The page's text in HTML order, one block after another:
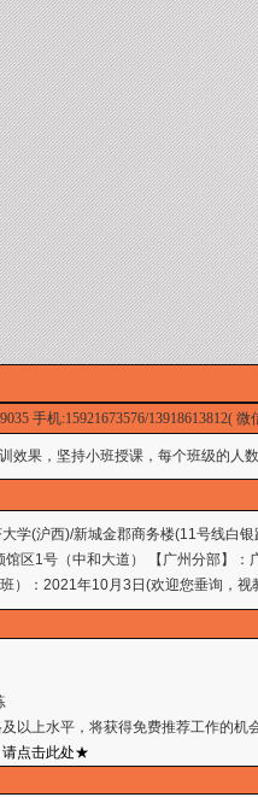
手机:15921673576/13918613812( 微
果，坚持小班授课，每个班级的人
大学(沪西)/新城金郡商务楼(11号线白
区1号（中和大道） 【广州分部】
）：2021年10月3日(欢迎您垂询，视
上水平，将获得免费推荐工作的机
点击此处★